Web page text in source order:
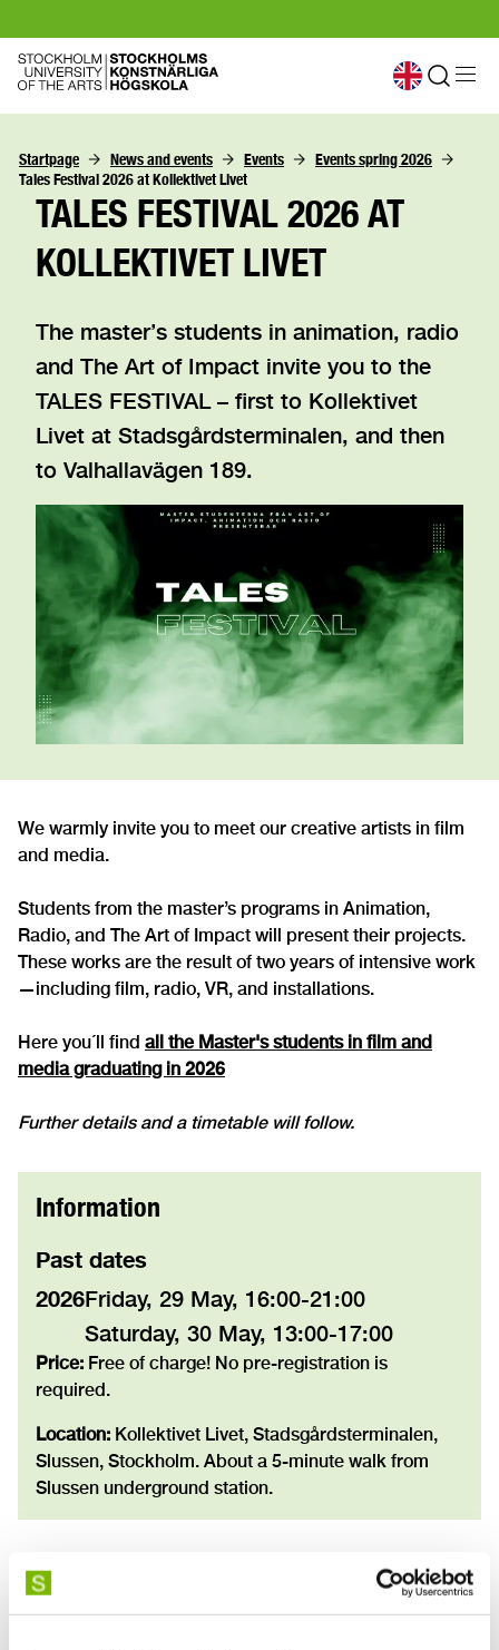
Startpage News and events Events
Events spring 2026
Tales Festival 2026 at Kollektivet Livet
TALES FESTIVAL 2026 AT
KOLLEKTIVET LIVET
The master’s students in animation, radio
and The Art of Impact invite you to the
TALES FESTIVAL – first to Kollektivet
Livet at Stadsgårdsterminalen, and then
to Valhallavägen 189.
We warmly invite you to meet our creative artists in film
and media.
Students from the master’s programs in Animation,
Radio, and The Art of Impact will present their projects.
These works are the result of two years of intensive work
—including film, radio, VR, and installations.
Here you´ll find all the Master's students in film and
media graduating in 2026
Further details and a timetable will follow.
Information
Past dates
2026Friday, 29 May, 16:00-21:00
Saturday, 30 May, 13:00-17:00
Price: Free of charge! No pre-registration is
required.
Location: Kollektivet Livet, Stadsgårdsterminalen,
Slussen, Stockholm. About a 5-minute walk from
Slussen underground station.
Animation